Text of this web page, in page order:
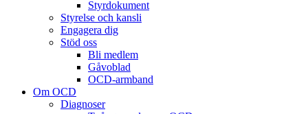
Styrdokument
Styrelse och kansli
Engagera dig
Stöd oss
Bli medlem
Gåvoblad
OCD-armband
Om OCD
Diagnoser